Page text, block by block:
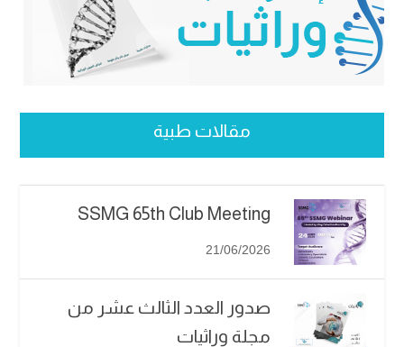
مقالات طبية
SSMG 65th Club Meeting
21/06/2026
صدور العدد الثالث عشر من
مجلة وراثيات